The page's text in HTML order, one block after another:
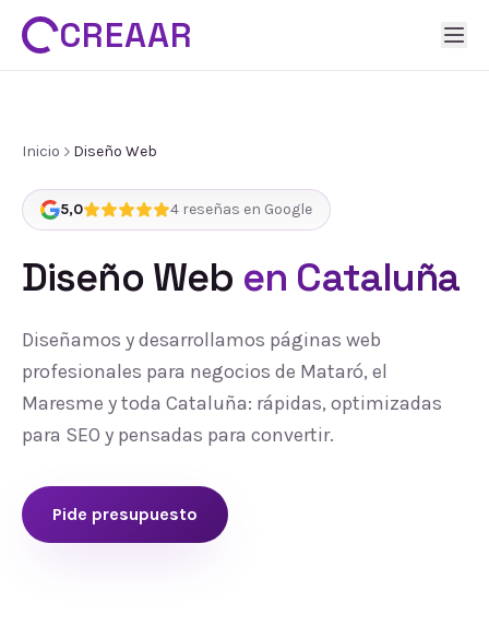
CREAAR
Inicio Diseño Web
5,0 4 reseñas en Google
Diseño Web en Cataluña
Diseñamos y desarrollamos páginas web
profesionales para negocios de Mataró, el
Maresme y toda Cataluña: rápidas, optimizadas
para SEO y pensadas para convertir.
Pide presupuesto